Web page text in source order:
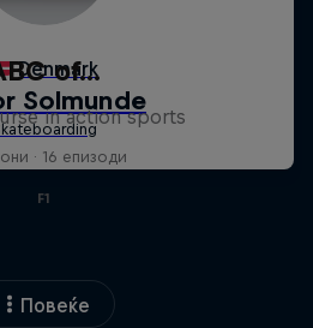
of...
in action sports
· 16 епизоди
F1
Повеќе